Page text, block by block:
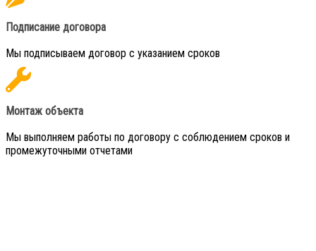
Подписание договора
Мы подписываем договор с указанием сроков
Монтаж объекта
Мы выполняем работы по договору с соблюдением сроков и
промежуточными отчетами